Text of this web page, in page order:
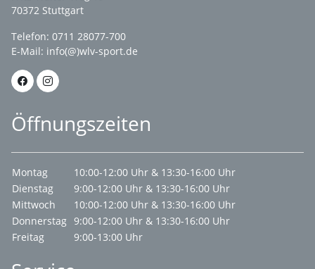
70372 Stuttgart
Telefon: 0711 28077-700
E-Mail: info(@)wlv-sport.de
Öffnungszeiten
Montag
10:00-12:00 Uhr & 13:30-16:00 Uhr
Dienstag
9:00-12:00 Uhr & 13:30-16:00 Uhr
Mittwoch
10:00-12:00 Uhr & 13:30-16:00 Uhr
Donnerstag 9:00-12:00 Uhr & 13:30-16:00 Uhr
Freitag
9:00-13:00 Uhr